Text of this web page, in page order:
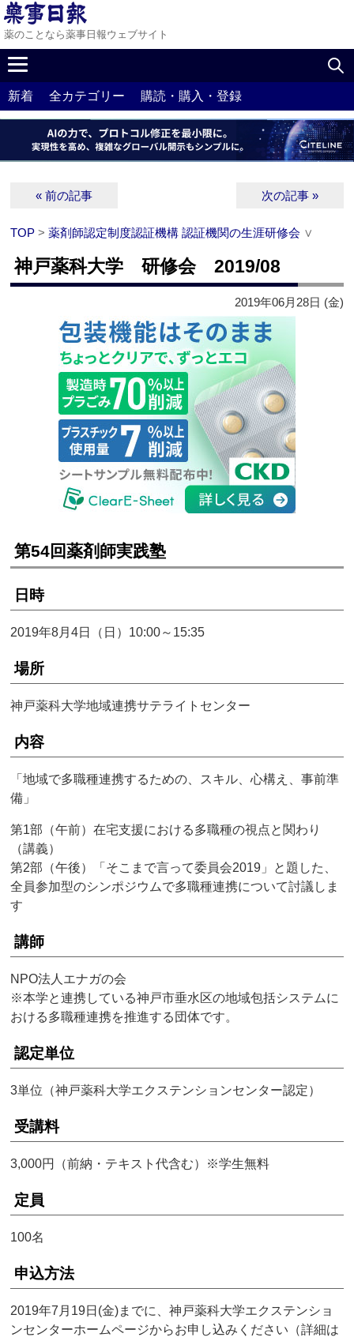
薬のことなら薬事日報ウェブサイト
新着 全カテゴリー 購読・購入・登録
« 前の記事 次の記事 »
TOP >薬剤師認定制度認証機構 認証機関の生涯研修会 ∨
神戸薬科大学 研修会 2019/08
2019年06月28日 (金)
第54回薬剤師実践塾
日時
2019年8月4日（日）10:00～15:35
場所
神戸薬科大学地域連携サテライトセンター
内容
「地域で多職種連携するための、スキル、心構え、事前準
備」
第1部（午前）在宅支援における多職種の視点と関わり
（講義）
第2部（午後）「そこまで言って委員会2019」と題した、
全員参加型のシンポジウムで多職種連携について討議しま
す
講師
NPO法人エナガの会
※本学と連携している神戸市垂水区の地域包括システムに
おける多職種連携を推進する団体です。
認定単位
3単位（神戸薬科大学エクステンションセンター認定）
受講料
3,000円（前納・テキスト代含む）※学生無料
定員
100名
申込方法
2019年7月19日(金)までに、神戸薬科大学エクステンショ
ンセンターホームページからお申し込みください（詳細は